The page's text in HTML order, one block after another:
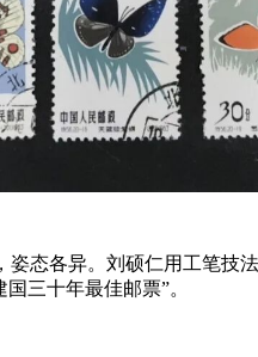
姿态各异。刘硕仁用工笔
三十年最佳邮票”。